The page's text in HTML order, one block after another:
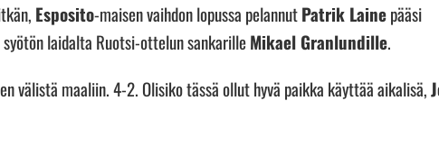
Esposito-maisen vaihdon lopussa pelannutPatrik Lainepääsi
laidalta Ruotsi-ottelun sankarilleMikael Granlundille.
välistä maaliin. 4-2. Olisiko tässä ollut hyvä paikka käyttää aikalisä,